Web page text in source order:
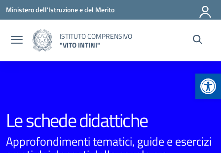
Vai ai contenuti
Vai al menu di navigazione
Vai al footer
Ministero dell'Istruzione e del Merito
ISTITUTO COMPRENSIVO
"VITO INTINI"
Le schede didattiche
Approfondimenti tematici, guide e esercizi